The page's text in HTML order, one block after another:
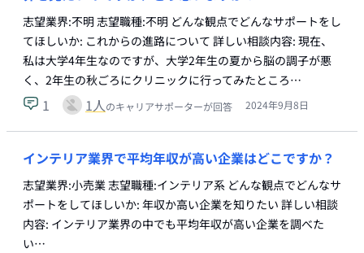
志望業界:不明 志望職種:不明 どんな観点でどんなサポートをし
てほしいか: これからの進路について 詳しい相談内容: 現在、
私は大学4年生なのですが、大学2年生の夏から脳の調子が悪
く、2年生の秋ごろにクリニックに行ってみたところ…
1 1人のキャリアサポーターが回答 2024年9月8日
インテリア業界で平均年収が高い企業はどこですか？
志望業界:小売業 志望職種:インテリア系 どんな観点でどんなサ
ポートをしてほしいか: 年収か高い企業を知りたい 詳しい相談
内容: インテリア業界の中でも平均年収が高い企業を調べた
い…